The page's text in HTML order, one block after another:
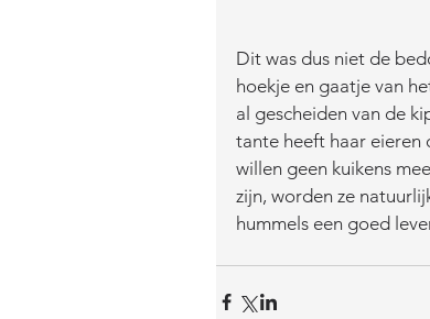
Dit was dus niet de
hoekje en gaatje van
al gescheiden van de
tante heeft haar eieren
willen geen kuikens
zijn, worden ze
hummels een goed